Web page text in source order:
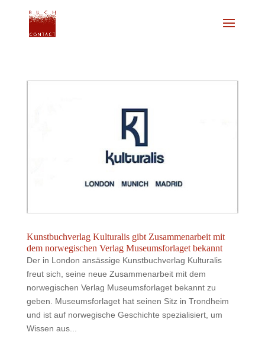
Kunstbuchverlag Kulturalis gibt Zusammenarbeit mit
dem norwegischen Verlag Museumsforlaget bekannt
Der in London ansässige Kunstbuchverlag Kulturalis
freut sich, seine neue Zusammenarbeit mit dem
norwegischen Verlag Museumsforlaget bekannt zu
geben. Museumsforlaget hat seinen Sitz in Trondheim
und ist auf norwegische Geschichte spezialisiert, um
Wissen aus...